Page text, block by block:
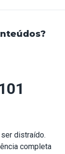
distraído.
completa